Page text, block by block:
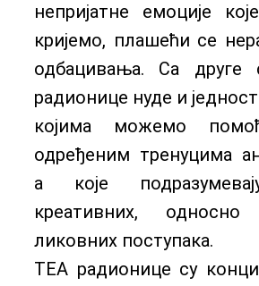
непријатне емоције
кријемо, плашећи се
одбацивања. Са друге
радионице нуде и
којима можемо
одређеним тренуцима
а које
креативних, односно
ликовних поступака.
ТЕА радионице су